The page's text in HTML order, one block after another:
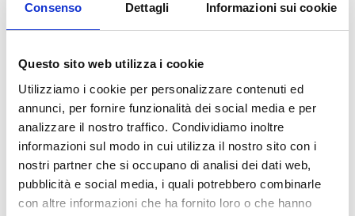
Consenso Dettagli Informazioni sui cookie
Questo sito web utilizza i cookie
Utilizziamo i cookie per personalizzare contenuti ed
annunci, per fornire funzionalità dei social media e per
analizzare il nostro traffico. Condividiamo inoltre
informazioni sul modo in cui utilizza il nostro sito con i
nostri partner che si occupano di analisi dei dati web,
pubblicità e social media, i quali potrebbero combinarle
con altre informazioni che ha fornito loro o che hanno